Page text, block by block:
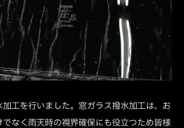
加工を行いました。窓ガラス撥水加工は、お
なく雨天時の視界確保にも役立つため皆様